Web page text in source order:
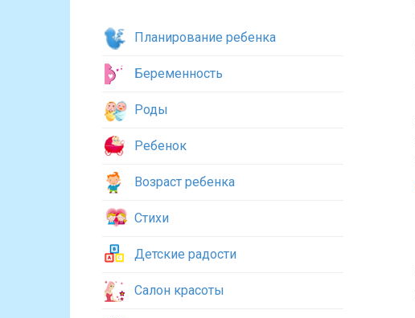
Планирование ребенка
Беременность
Роды
Ребенок
Возраст ребенка
Стихи
Детские радости
Салон красоты